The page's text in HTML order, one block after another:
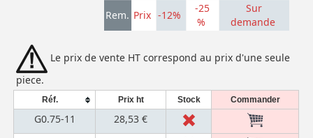
Rem. Prix -12%
-25
%
Sur
demande
Le prix de vente HT correspond au prix d'une seule
piece.
Réf. Prix ht Stock Commander
G0.75-11
28,53 €